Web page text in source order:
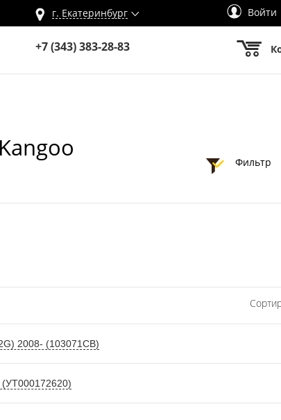
г. Екатеринбург Войти
+7 (343) 383-28-83
Фильтр
2008- (103071СВ)
(УТ000172620)